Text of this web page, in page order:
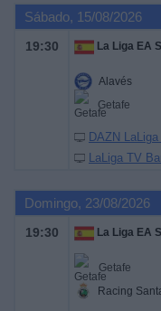
Sábado, 15/08/2026
19:30 La Liga EA
Alavés
Getafe
DAZN
LaLiga TV
Domingo, 23/08/2026
19:30 La Liga EA
Getafe
Racing